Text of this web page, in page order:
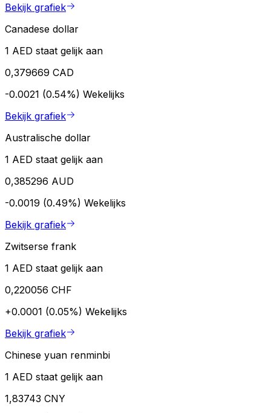
Bekijk grafiek
Canadese dollar
1 AED staat gelijk aan
0,379669 CAD
-0.0021 (0.54%) Wekelijks
Bekijk grafiek
Australische dollar
1 AED staat gelijk aan
0,385296 AUD
-0.0019 (0.49%) Wekelijks
Bekijk grafiek
Zwitserse frank
1 AED staat gelijk aan
0,220056 CHF
+0.0001 (0.05%) Wekelijks
Bekijk grafiek
Chinese yuan renminbi
1 AED staat gelijk aan
1,83743 CNY